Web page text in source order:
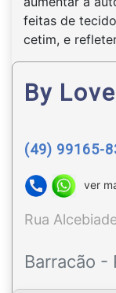
feitas de
cetim, e
By
(49) 99165-
ver
Rua
Barracão -